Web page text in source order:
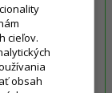
cieľov.
obsah